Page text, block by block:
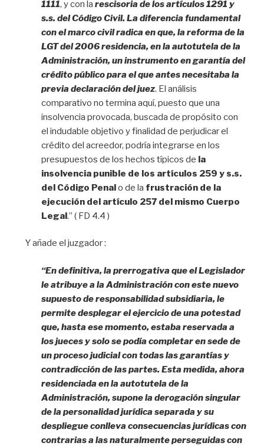
1111, y con la rescisoria de los artículos 1291 y
s.s. del Código Civil. La diferencia fundamental
con el marco civil radica en que, la reforma de la
LGT del 2006 residencia, en la autotutela de la
Administración, un instrumento en garantía del
crédito público para el que antes necesitaba la
previa declaración del juez. El análisis
comparativo no termina aquí, puesto que una
insolvencia provocada, buscada de propósito con
el indudable objetivo y finalidad de perjudicar el
crédito del acreedor, podría integrarse en los
presupuestos de los hechos típicos de la
insolvencia punible de los artículos 259 y s.s.
del Código Penalo de la frustración de la
ejecución del artículo 257 del mismo Cuerpo
Legal.” ( FD 4.4 )
Y añade el juzgador :
“En definitiva, la prerrogativa que el Legislador
le atribuye a la Administración con este nuevo
supuesto de responsabilidad subsidiaria, le
permite desplegar el ejercicio de una potestad
que, hasta ese momento, estaba reservada a
los jueces y solo se podía completar en sede de
un proceso judicial con todas las garantías y
contradicción de las partes. Esta medida, ahora
residenciada en la autotutela de la
Administración, supone la derogación singular
de la personalidad jurídica separada y su
despliegue conlleva consecuencias jurídicas con
contrarias a las naturalmente perseguidas con